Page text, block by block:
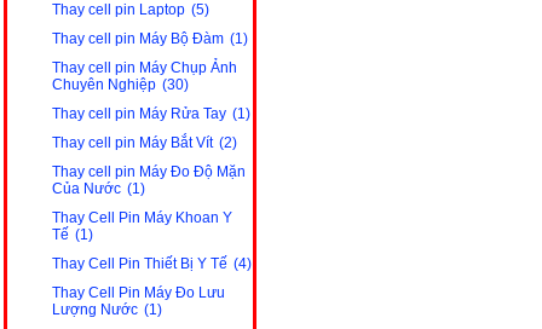
Thay cell pin Laptop (5)
Thay cell pin Máy Bộ Đàm (1)
Thay cell pin Máy Chụp Ảnh
Chuyên Nghiệp (30)
Thay cell pin Máy Rửa Tay (1)
Thay cell pin Máy Bắt Vít (2)
Thay cell pin Máy Đo Độ Mặn
Của Nước (1)
Thay Cell Pin Máy Khoan Y
Tế (1)
Thay Cell Pin Thiết Bị Y Tế (4)
Thay Cell Pin Máy Đo Lưu
Lượng Nước (1)